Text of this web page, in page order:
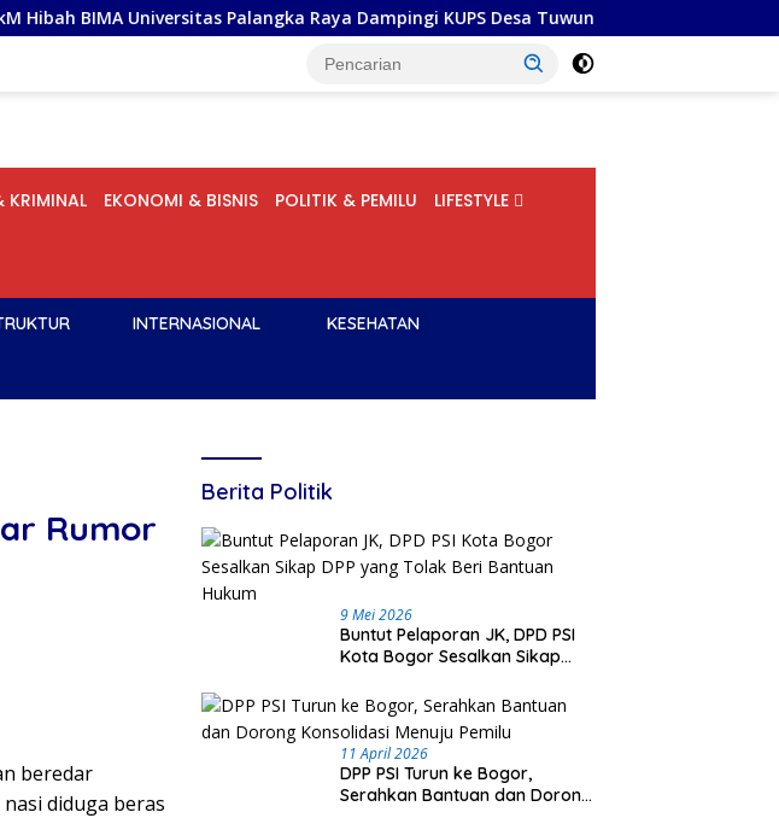
Palangka Raya Dampingi KUPS Desa Tuwung, Perkuat Branding dan Hilirisasi
KRIMINAL EKONOMI & BISNIS POLITIK & PEMILU LIFESTYLE
INTERNASIONAL KESEHATAN
Rumor
beredar
diduga beras
Berita Politik
9 Mei 2026
Buntut Pelaporan JK, DPD PSI
Kota Bogor Sesalkan Sikap
Hukum
11 April 2026
DPP PSI Turun ke Bogor,
Serahkan Bantuan dan Dorong